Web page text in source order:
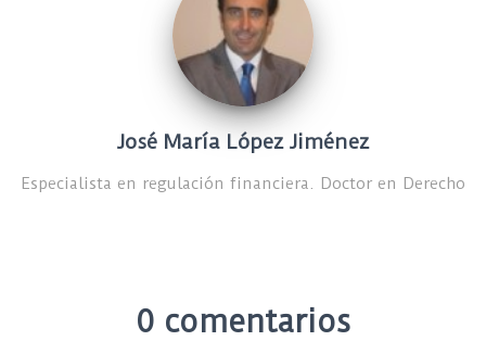
José María López Jiménez
Especialista en regulación financiera. Doctor en Derecho
0 comentarios